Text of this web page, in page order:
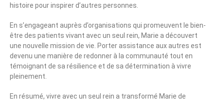
histoire pour inspirer d’autres personnes.
En s’engageant auprès d’organisations qui promeuvent le bien-
être des patients vivant avec un seul rein, Marie a découvert
une nouvelle mission de vie. Porter assistance aux autres est
devenu une manière de redonner à la communauté tout en
témoignant de sa résilience et de sa détermination à vivre
pleinement.
En résumé, vivre avec un seul rein a transformé Marie de